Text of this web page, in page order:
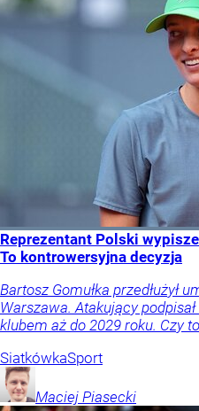
Reprezentant Polski
To kontrowersyjna decyzja
Bartosz Gomułka przedłużył
Warszawa. Atakujący
klubem aż do 2029 roku. Czy
SiatkówkaSport
Maciej Piasecki